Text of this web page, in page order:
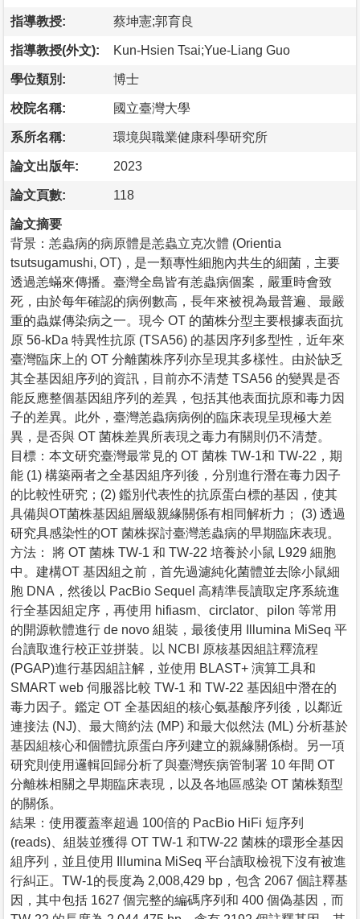
指導教授: 蔡坤憲;郭育良
指導教授(外文): Kun-Hsien Tsai;Yue-Liang Guo
學位類別: 博士
校院名稱: 國立臺灣大學
系所名稱: 環境與職業健康科學研究所
論文出版年: 2023
論文頁數: 118
論文摘要
背景：恙蟲病的病原體是恙蟲立克次體 (Orientia
tsutsugamushi, OT)，是一類專性細胞內共生的細菌，主要
透過恙蟎來傳播。臺灣全島皆有恙蟲病個案，嚴重時會致
死，由於每年確認的病例數高，長年來被視為最普遍、最嚴
重的蟲媒傳染病之一。現今 OT 的菌株分型主要根據表面抗
原 56-kDa 特異性抗原 (TSA56) 的基因序列多型性，近年來
臺灣臨床上的 OT 分離菌株序列亦呈現其多樣性。由於缺乏
其全基因組序列的資訊，目前亦不清楚 TSA56 的變異是否
能反應整個基因組序列的差異，包括其他表面抗原和毒力因
子的差異。此外，臺灣恙蟲病病例的臨床表現呈現極大差
異，是否與 OT 菌株差異所表現之毒力有關則仍不清楚。
目標：本文研究臺灣最常見的 OT 菌株 TW-1和 TW-22，期
能 (1) 構築兩者之全基因組序列後，分別進行潛在毒力因子
的比較性研究；(2) 鑑別代表性的抗原蛋白標的基因，使其
具備與OT菌株基因組層級親緣關係有相同解析力； (3) 透過
研究具感染性的OT 菌株探討臺灣恙蟲病的早期臨床表現。
方法： 將 OT 菌株 TW-1 和 TW-22 培養於小鼠 L929 細胞
中。建構OT 基因組之前，首先過濾純化菌體並去除小鼠細
胞 DNA，然後以 PacBio Sequel 高精準長讀取定序系統進
行全基因組定序，再使用 hifiasm、circlator、pilon 等常用
的開源軟體進行 de novo 組裝，最後使用 Illumina MiSeq 平
台讀取進行校正並拼裝。以 NCBI 原核基因組註釋流程
(PGAP)進行基因組註解，並使用 BLAST+ 演算工具和
SMART web 伺服器比較 TW-1 和 TW-22 基因組中潛在的
毒力因子。鑑定 OT 全基因組的核心氨基酸序列後，以鄰近
連接法 (NJ)、最大簡約法 (MP) 和最大似然法 (ML) 分析基於
基因組核心和個體抗原蛋白序列建立的親緣關係樹。另一項
研究則使用邏輯回歸分析了與臺灣疾病管制署 10 年間 OT
分離株相關之早期臨床表現，以及各地區感染 OT 菌株類型
的關係。
結果：使用覆蓋率超過 100倍的 PacBio HiFi 短序列
(reads)、組裝並獲得 OT TW-1 和TW-22 菌株的環形全基因
組序列，並且使用 Illumina MiSeq 平台讀取檢視下沒有被進
行糾正。TW-1的長度為 2,008,429 bp，包含 2067 個註釋基
因，其中包括 1627 個完整的編碼序列和 400 個偽基因，而